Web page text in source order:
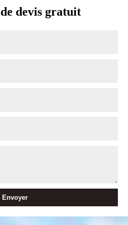
devis gratuit